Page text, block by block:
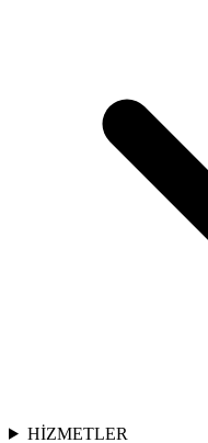
HİZMETLER